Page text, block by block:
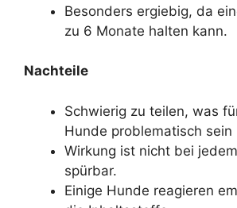
Besonders ergiebig, da
zu 6 Monate halten kann.
Nachteile
Schwierig zu teilen, was
Hunde problematisch sein
Wirkung ist nicht bei
spürbar.
Einige Hunde reagieren